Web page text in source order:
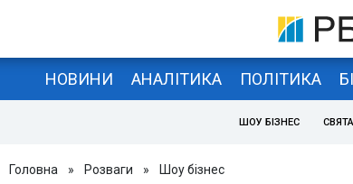
НОВИНИ АНАЛІТИКА ПОЛІТИКА
ШОУ БІЗНЕС СВЯТА
Головна » Розваги » Шоу бізнес